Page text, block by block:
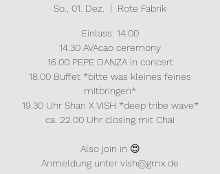
So., 01. Dez.
  |
Rote Fabrik
Einlass: 14.00
14.30 AVAcao ceremony
16.00 PEPE DANZA in concert
18.00 Buffet *bitte was kleines feines
mitbringen*
19.30 Uhr Shari X VISH *deep tribe wave*
ca. 22.00 Uhr closing mit Chai
Also join in 😍
Anmeldung unter vish@gmx.de